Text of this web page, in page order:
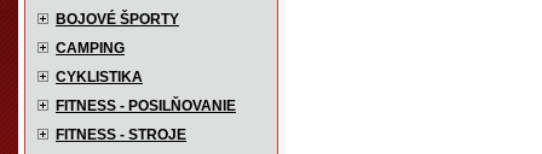
BOJOVÉ ŠPORTY
CAMPING
CYKLISTIKA
FITNESS - POSILŇOVANIE
FITNESS - STROJE